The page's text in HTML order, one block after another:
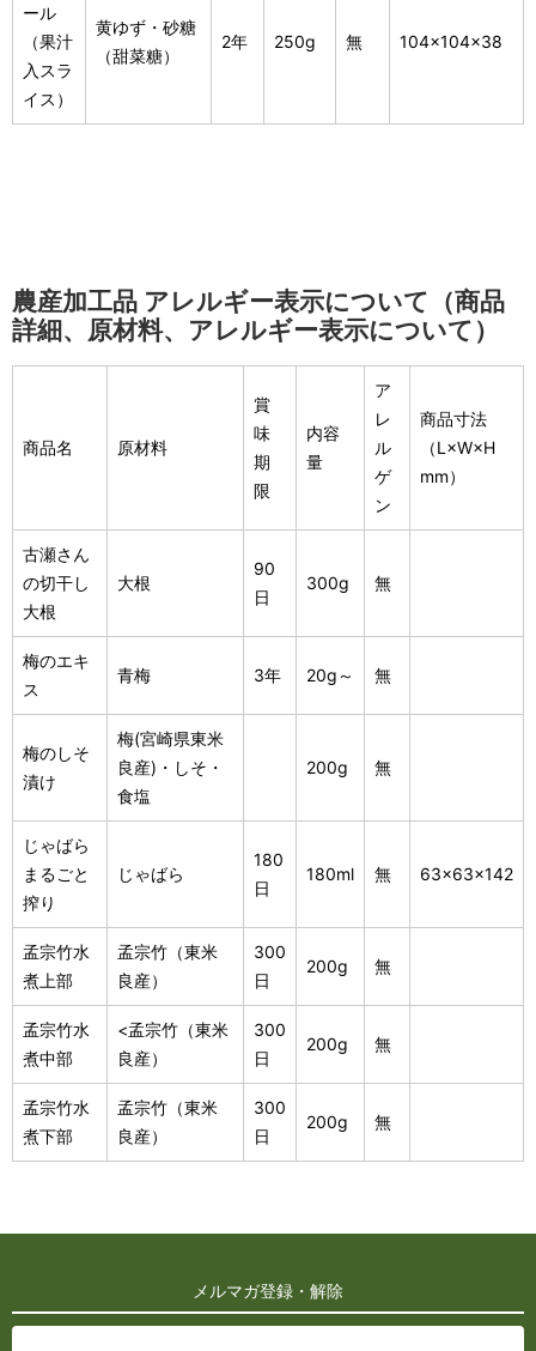
ール
（果汁
入スラ
イス）
黄ゆず・砂糖
（甜菜糖）
2年 250g 無 104×104×38
農産加工品 アレルギー表示について（商品
詳細、原材料、アレルギー表示について）
商品名 原材料
賞
味
期
限
内容
量
ア
レ
ル
ゲ
ン
商品寸法
（L×W×H
mm）
古瀬さん
の切干し
大根
大根
90
日
300g 無
梅のエキ
ス
青梅 3年 20g～ 無
梅のしそ
漬け
梅(宮崎県東米
良産)・しそ・
食塩
200g 無
じゃばら
まるごと
搾り
じゃばら
180
日
180ml 無 63×63×142
孟宗竹水
煮上部
孟宗竹（東米
良産）
300
日
200g 無
孟宗竹水
煮中部
<孟宗竹（東米
良産）
300
日
200g 無
孟宗竹水
煮下部
孟宗竹（東米
良産）
300
日
200g 無
メルマガ登録・解除